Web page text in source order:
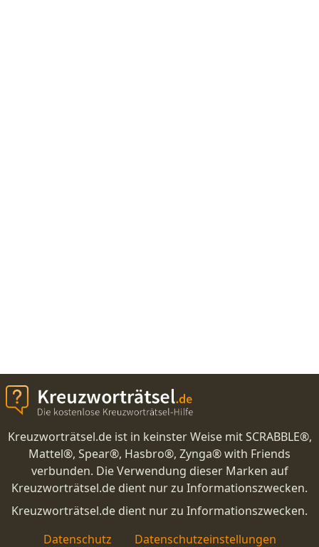
Kreuzworträtsel.de ist in keinster Weise mit SCRABBLE®,
Mattel®, Spear®, Hasbro®, Zynga® with Friends
verbunden. Die Verwendung dieser Marken auf
Kreuzworträtsel.de dient nur zu Informationszwecken.
Kreuzworträtsel.de dient nur zu Informationszwecken.
Datenschutz
Datenschutzeinstellungen